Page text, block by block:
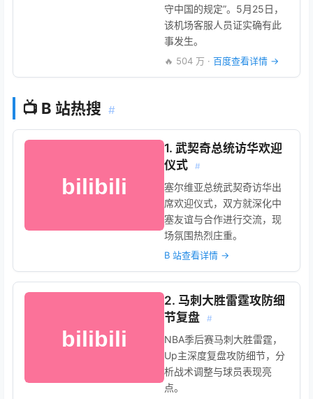
守中国的规定”。5月25日，
该机场客服人员证实确有此
事发生。
🔥 504 万 · 百度查看详情 →
📺 B 站热搜 #
1. 武契奇总统访华欢迎
仪式
#
塞尔维亚总统武契奇访华出
席欢迎仪式，双方就深化中
塞友谊与合作进行交流，现
场氛围热烈庄重。
B 站查看详情 →
2. 马刺大胜雷霆攻防细
节复盘
#
NBA季后赛马刺大胜雷霆，
Up主深度复盘攻防细节，分
析战术调整与球员表现亮
点。